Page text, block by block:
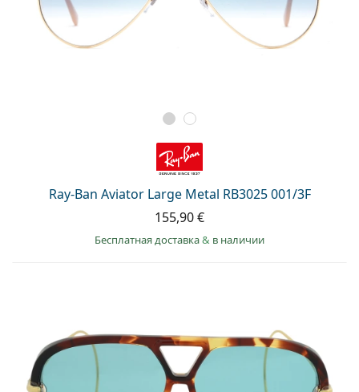
Ray-Ban Aviator Large Metal RB3025 001/3F
155,90 €
Бесплатная доставка& в наличии